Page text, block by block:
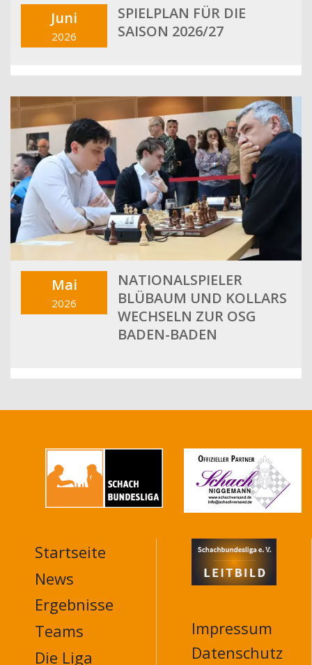
Juni
2026
SPIELPLAN FÜR DIE
SAISON 2026/27
Mai
2026
NATIONALSPIELER
BLÜBAUM UND KOLLARS
WECHSELN ZUR OSG
BADEN-BADEN
MAIN
NAVIGATION
FOOTER
Startseite
News
Ergebnisse
Teams
Die Liga
Impressum
Datenschutz